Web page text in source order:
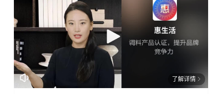
了解详情